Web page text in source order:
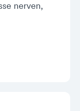
nerven,